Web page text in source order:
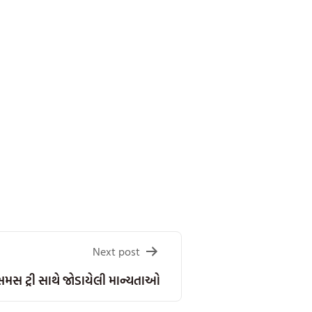
Next post
ટ્રી સાથે જોડાયેલી માન્યતાઓ